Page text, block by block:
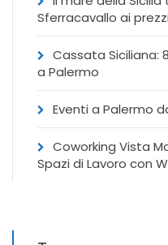
Sferracavallo ai
Cassata Siciliana:
a Palermo
Eventi a Palermo
Coworking Vista
Spazi di Lavoro con